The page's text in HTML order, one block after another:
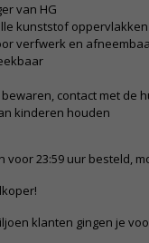
van HG
kunststof oppervlakken
verfwerk en
contact met de
kinderen houden
voor 23:59 uur besteld,
klanten gingen je